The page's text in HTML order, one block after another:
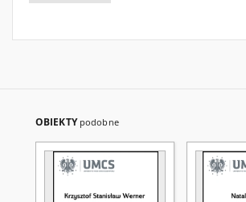
OBIEKTY podobne